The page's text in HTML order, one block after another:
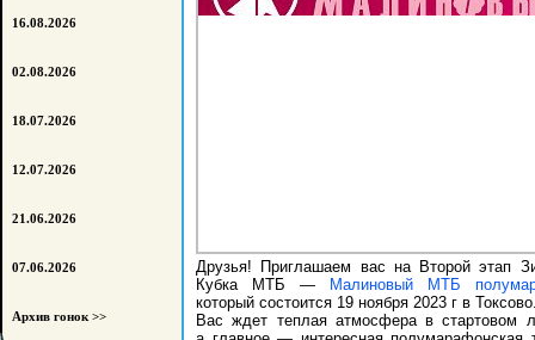
Друзья! Приглашаем вас на Второй этап
Кубка МТБ — Малиновый МТБ
который состоится 19 ноября 2023 г в
Вас ждет теплая атмосфера в стартовом
16.08.2026
02.08.2026
18.07.2026
12.07.2026
21.06.2026
07.06.2026
Архив гонок >>